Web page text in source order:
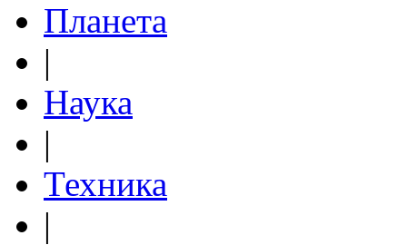
Планета
|
Наука
|
Техника
|